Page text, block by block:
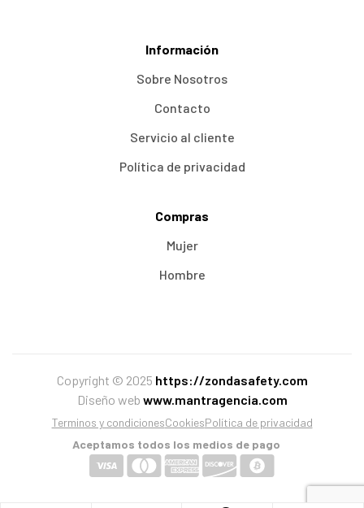
Información
Sobre Nosotros
Contacto
Servicio al cliente
Política de privacidad
Compras
Mujer
Hombre
Copyright © 2025 https://zondasafety.com
Diseño web www.mantragencia.com
Terminos y condicionesCookiesPolítica de privacidad
Aceptamos todos los medios de pago